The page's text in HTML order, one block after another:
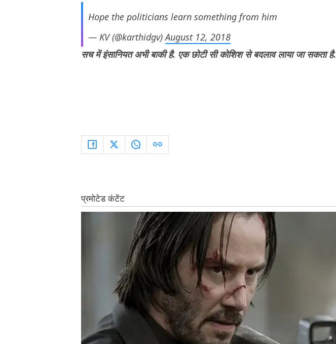
Hope the politicians learn something from him
— KV (@karthidgv)August 12, 2018
सच में इंसानियत अभी बाकी है. एक छोटी सी कोशिश से बदलाव लाया जा सकता है.